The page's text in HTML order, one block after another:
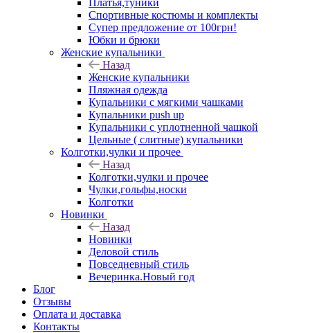
Платья,туники
Спортивные костюмы и комплекты
Супер предложение от 100грн!
Юбки и брюки
Женские купальники
Назад
Женские купальники
Пляжная одежда
Купальники с мягкими чашками
Купальники push up
Купальники с уплотненной чашкой
Цельные ( слитные) купальники
Колготки,чулки и прочее
Назад
Колготки,чулки и прочее
Чулки,гольфы,носки
Колготки
Новинки
Назад
Новинки
Деловой стиль
Повседневный стиль
Вечеринка.Новый год
Блог
Отзывы
Оплата и доставка
Контакты